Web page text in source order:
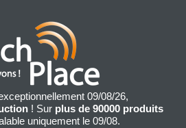
09/08/26,
! Sur plus de 90000 produits
uniquement le 09/08.